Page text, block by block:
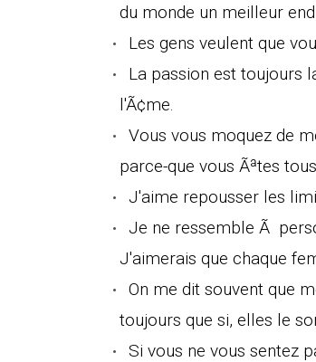
du monde un meilleur
Les gens veulent que
La passion est toujours
l'Ã¢me.
Vous vous moquez de
parce-que vous Ãªtes
J'aime repousser les
Je ne ressemble Ã
J'aimerais que chaque
On me dit souvent que
toujours que si, elles le
Si vous ne vous sentez